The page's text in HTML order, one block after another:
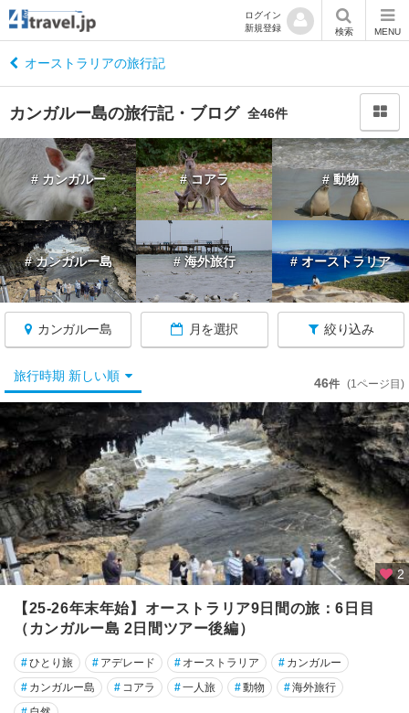
ログイン
新規登録
検索 MENU
オーストラリアの旅行記
カンガルー島の旅行記・ブログ 全46件
# カンガルー # コアラ # 動物
# カンガルー島 # 海外旅行 # オーストラリア
カンガルー島 月を選択 絞り込み
オ
ー
ス
ト
ラ
リ
ア
へ
戻
★
ア
デ
レ
ー
ド
★
ズ
ロ
ッ
旅行時期 新しい順 46件 (1ページ目)
2
【25-26年末年始】オーストラリア9日間の旅：6日目
（カンガルー島 2日間ツアー後編）
#ひとり旅 # アデレード # オーストラリア # カンガルー
# カンガルー島 # コアラ #一人旅 #動物 #海外旅行